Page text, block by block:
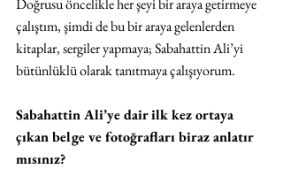
Doğrusu öncelikle her şeyi bir araya getirmeye
çalıştım, şimdi de bu bir araya gelenlerden
kitaplar, sergiler yapmaya; Sabahattin Ali’yi
bütünlüklü olarak tanıtmaya çalışıyorum.
Sabahattin Ali’ye dair ilk kez ortaya
çıkan belge ve fotoğrafları biraz anlatır
mısınız?